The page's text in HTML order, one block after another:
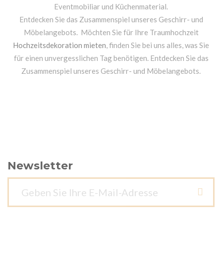
Eventmobiliar und Küchenmaterial.
Entdecken Sie das Zusammenspiel unseres Geschirr- und
Möbelangebots. Möchten Sie für Ihre Traumhochzeit
Hochzeitsdekoration mieten, finden Sie bei uns alles, was Sie
für einen unvergesslichen Tag benötigen. Entdecken Sie das
Zusammenspiel unseres Geschirr- und Möbelangebots.
Newsletter